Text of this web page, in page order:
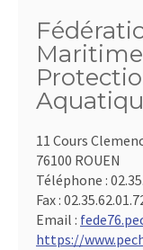
11 Cours
76100 ROUEN
Téléphone :
Fax :
Email :
https://